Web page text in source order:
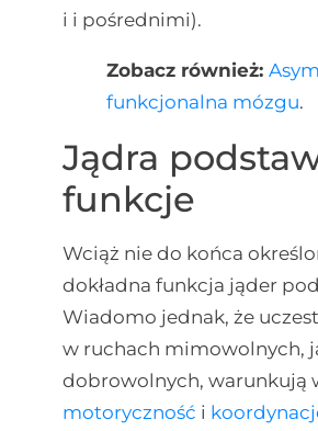
i i pośrednimi).
Zobacz również:
funkcjonalna mózgu.
Jądra
funkcje
Wciąż nie do końca
dokładna funkcja jąder
Wiadomo jednak, że
w ruchach mimowolnych,
dobrowolnych, warunkują
motoryczność i